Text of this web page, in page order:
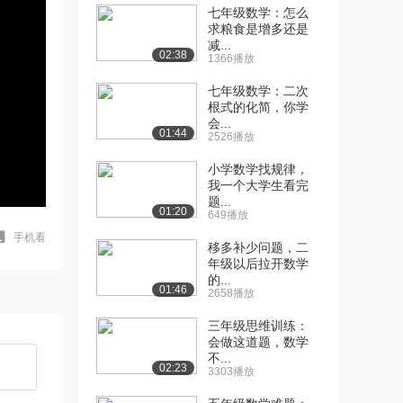
手机看
02:38
七年级数学：怎么
求粮食是增多还是
减...
1366播放
01:44
七年级数学：二次
根式的化简，你学
会...
2526播放
01:20
小学数学找规律，
我一个大学生看完
题...
649播放
01:46
移多补少问题，二
年级以后拉开数学
的...
2658播放
02:23
三年级思维训练：
会做这道题，数学
不...
3303播放